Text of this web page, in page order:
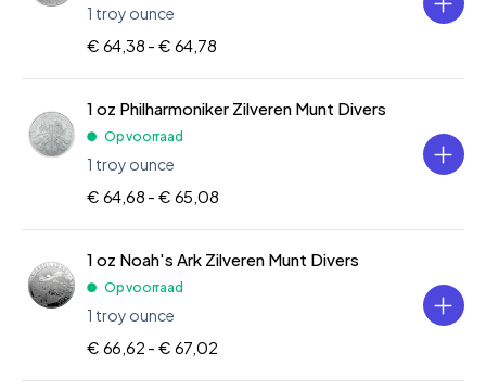
1 troy ounce
€ 64,38 - € 64,78
1 oz Philharmoniker Zilveren Munt Divers
Op voorraad
1 troy ounce
€ 64,68 - € 65,08
1 oz Noah's Ark Zilveren Munt Divers
Op voorraad
1 troy ounce
€ 66,62 - € 67,02